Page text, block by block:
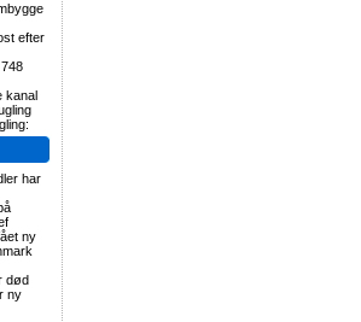
efter
kanal
har
ny
død
ny